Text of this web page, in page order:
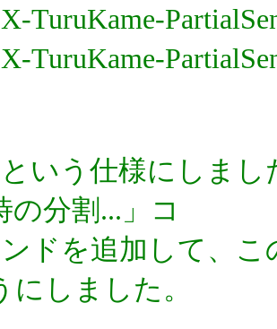
TuruKame-
TuruKame-
いう仕様にしまし
の分割...」コ
ドを追加して、
にしました。